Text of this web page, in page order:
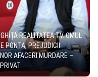
REALITATEA TV. OMUL
PONTA, PREJUDICII
AFACERI MURDARE –